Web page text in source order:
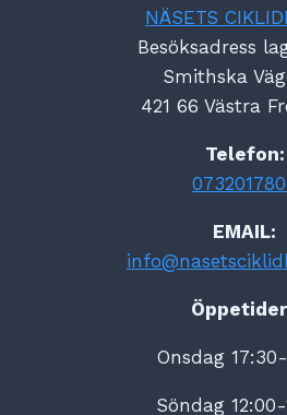
NÄSETS
Besöksadress
Smithska
421 66 Västra
Telefon:
EMAIL:
Onsdag
Söndag